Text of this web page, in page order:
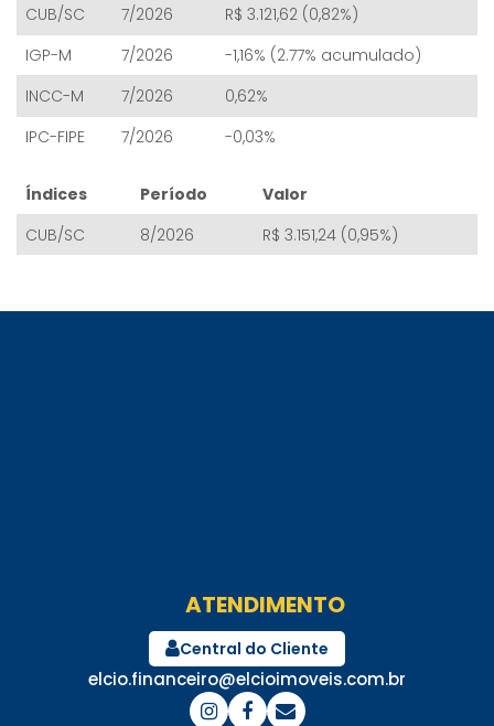
CUB/SC
7/2026
R$ 3.121,62 (0,82%)
IGP-M
7/2026
-1,16% (2.77% acumulado)
INCC-M
7/2026
0,62%
IPC-FIPE
7/2026 -0,03%
Índices Período
Valor
CUB/SC
8/2026 R$ 3.151,24 (0,95%)
ATENDIMENTO
Central do Cliente
elcio.financeiro@elcioimoveis.com.br